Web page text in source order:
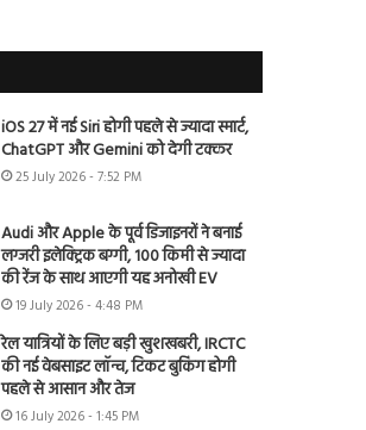
iOS 27 में नई Siri होगी पहले से ज्यादा स्मार्ट,
ChatGPT और Gemini को देगी टक्कर
25 July 2026 - 7:52 PM
Audi और Apple के पूर्व डिजाइनरों ने बनाई
लग्जरी इलेक्ट्रिक बग्गी, 100 किमी से ज्यादा
की रेंज के साथ आएगी यह अनोखी EV
19 July 2026 - 4:48 PM
रेल यात्रियों के लिए बड़ी खुशखबरी, IRCTC
की नई वेबसाइट लॉन्च, टिकट बुकिंग होगी
पहले से आसान और तेज
16 July 2026 - 1:45 PM